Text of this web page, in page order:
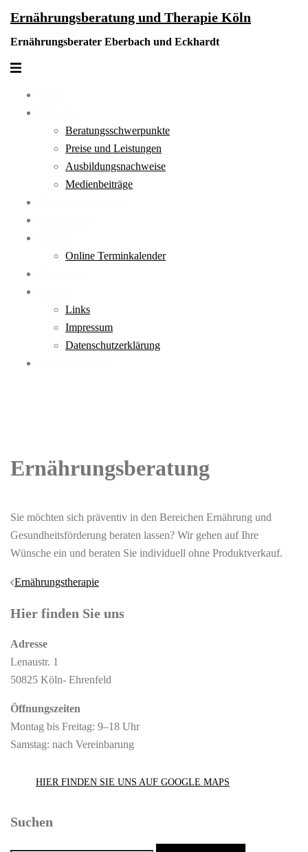
Inhalt
springen
Ernährungsberatung und Therapie Köln
Ernährungsberater Eberbach und Eckhardt
Menü
Beratungsschwerpunkte
Preise und Leistungen
Ausbildungsnachweise
Medienbeiträge
Online Terminkalender
Links
Impressum
Datenschutzerklärung
Ernährungsberatung
Sie möchten sich präventiv in den Bereichen Ernährung und
Gesundheitsförderung beraten lassen? Wir gehen auf Ihre
Wünsche ein und beraten Sie individuell ohne Produktverkauf.
Beitragsnavigation
Ernährungstherapie
Hier finden Sie uns
Adresse
Lenaustr. 1
50825 Köln- Ehrenfeld
Öffnungszeiten
Montag bis Freitag: 9–18 Uhr
Samstag: nach Vereinbarung
HIER FINDEN SIE UNS AUF GOOGLE MAPS
Suchen